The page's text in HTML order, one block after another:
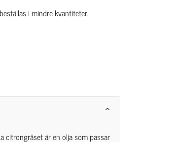
i mindre kvantiteter.
citrongräset är en olja som passar